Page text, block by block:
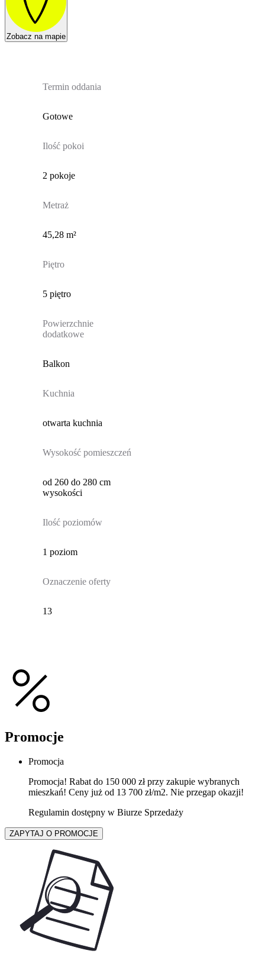
Zobacz na mapie
Termin oddania
Gotowe
Ilość pokoi
2 pokoje
Metraż
45,28 m²
Piętro
5 piętro
Powierzchnie
dodatkowe
Balkon
Kuchnia
otwarta kuchnia
Wysokość pomieszczeń
od 260 do 280 cm
wysokości
Ilość poziomów
1 poziom
Oznaczenie oferty
13
Promocje
Promocja
Promocja! Rabat do 150 000 zł przy zakupie wybranych
mieszkań! Ceny już od 13 700 zł/m2. Nie przegap okazji!
Regulamin dostępny w Biurze Sprzedaży
ZAPYTAJ O PROMOCJE